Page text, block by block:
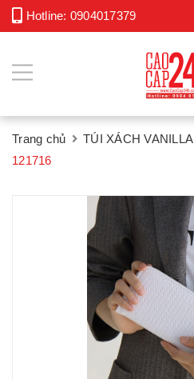
Hotline: 0904017379
Trang chủ TÚI XÁCH VANILLA
121716